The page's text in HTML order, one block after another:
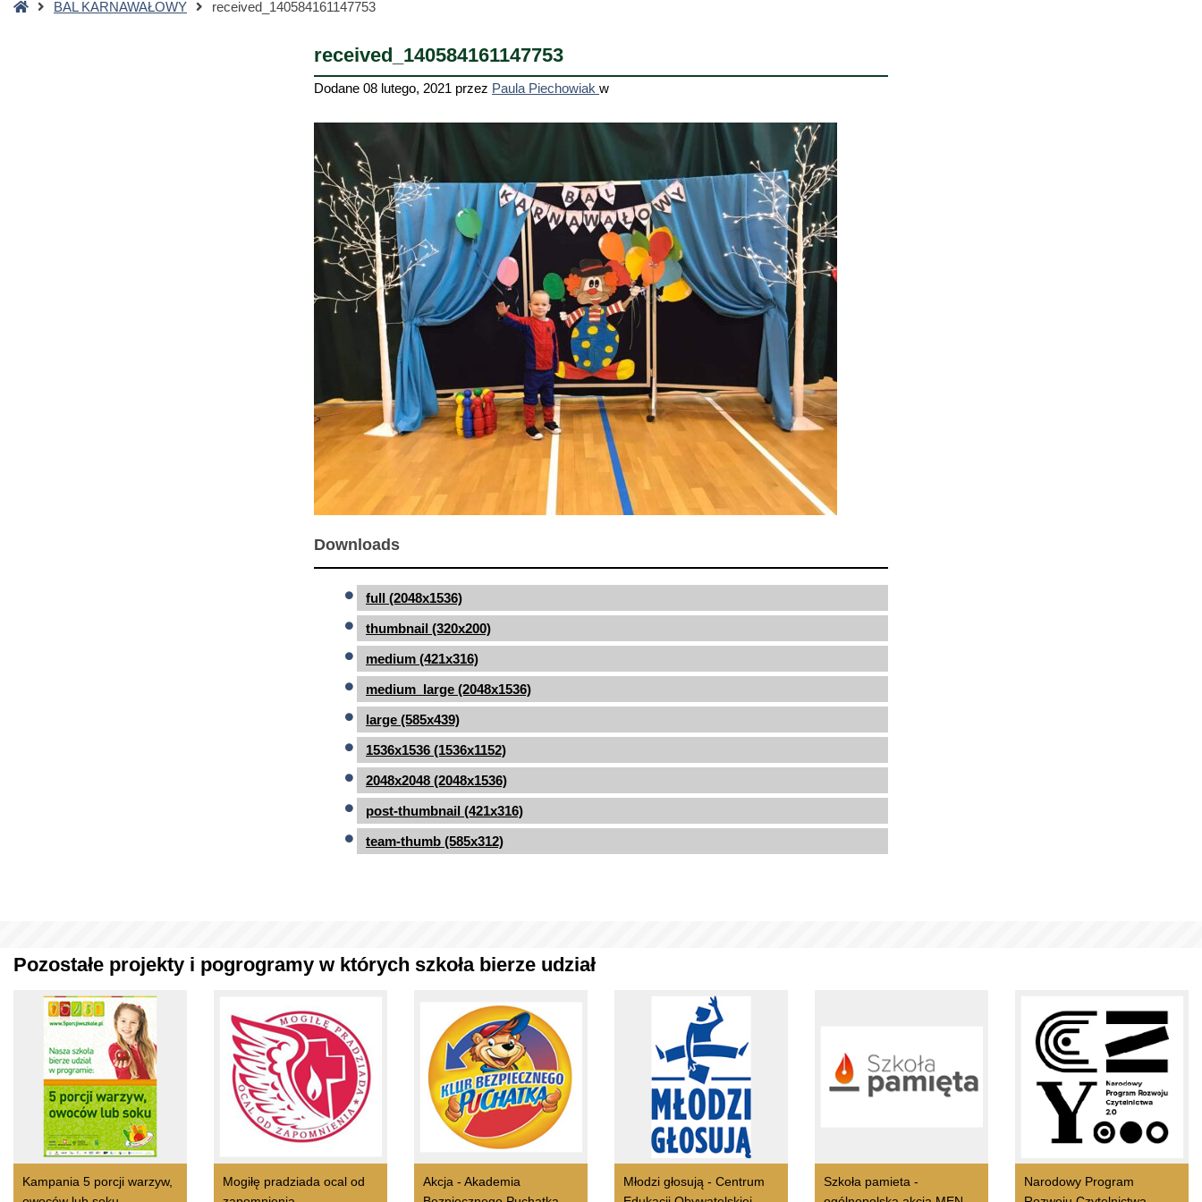
StronaBAL KARNAWAŁOWY received_140584161147753
received_140584161147753
Dodane 08 lutego, 2021 przez Paula Piechowiak w
Downloads
full (2048x1536)
thumbnail (320x200)
medium (421x316)
medium_large (2048x1536)
large (585x439)
1536x1536 (1536x1152)
2048x2048 (2048x1536)
post-thumbnail (421x316)
team-thumb (585x312)
Pozostałe projekty i pogrogramy w których szkoła bierze udział
Kampania 5 porcji warzyw,
Mogiłę pradziada ocal od
Akcja - Akademia
Młodzi głosują - Centrum
Szkoła pamieta -
Narodowy Program